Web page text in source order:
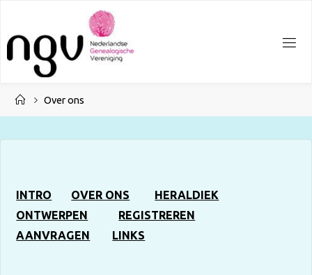
de
inhoud
HomeOver ons
INTRO OVER ONS
HERALDIEK
ONTWERPEN
REGISTREREN
AANVRAGEN
LINKS